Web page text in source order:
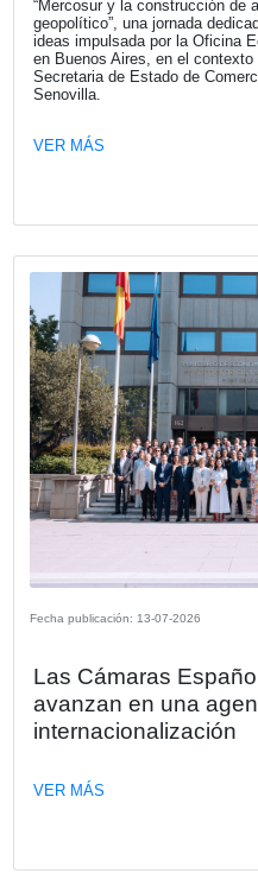
Fecha publicación: 17-07-2026
Visita de la
Comercio de
Senovilla:
alianzas en el
España y
estratégico
economía global.
La Embajada de España
ideas impulsada por la
en Buenos Aires, en el
Secretaria de Estado de